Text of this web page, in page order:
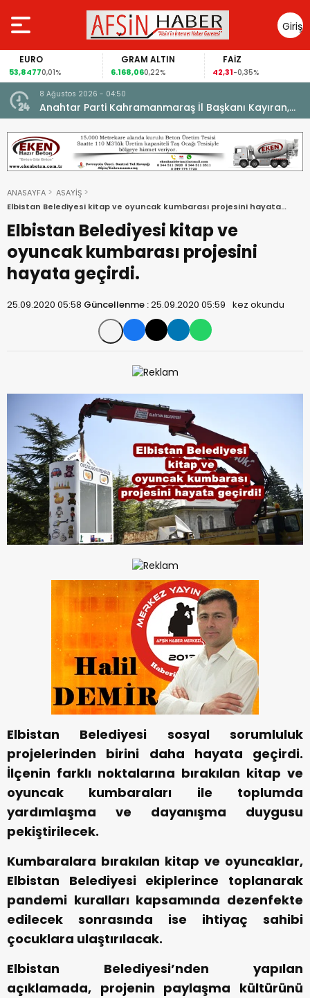
Giriş
Yap
EURO
53,84770,01%
GRAM ALTIN
6.168,060,22%
FAİZ
42,31-0,35%
8 Ağustos 2026 - 04:50
Anahtar Parti Kahramanmaraş İl Başkanı Kayıran,
Afşin Teşkilatı ile buluştu.
ANASAYFA
ASAYİŞ
Elbistan Belediyesi kitap ve oyuncak kumbarası projesini hayata
geçirdi.
Elbistan Belediyesi kitap ve
oyuncak kumbarası projesini
hayata geçirdi.
25.09.2020 05:58 Güncellenme :25.09.2020 05:59 kez okundu
Elbistan Belediyesi sosyal sorumluluk
projelerinden birini daha hayata geçirdi.
İlçenin farklı noktalarına bırakılan kitap ve
oyuncak kumbaraları ile toplumda
yardımlaşma ve dayanışma duygusu
pekiştirilecek.
Kumbaralara bırakılan kitap ve oyuncaklar,
Elbistan Belediyesi ekiplerince toplanarak
pandemi kuralları kapsamında dezenfekte
edilecek sonrasında ise ihtiyaç sahibi
çocuklara ulaştırılacak.
Elbistan Belediyesi’nden yapılan
açıklamada, projenin paylaşma kültürünü